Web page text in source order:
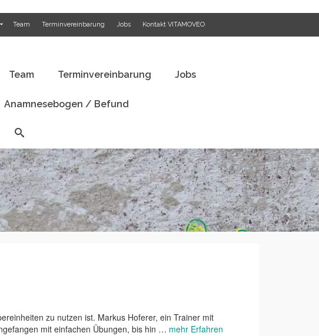
Team Terminvereinbarung Jobs Kontakt VITAMOVEO
Team Terminvereinbarung Jobs
Anamnesebogen / Befund
zu nutzen ist. Markus Hoferer, ein Trainer mit
mit einfachen Übungen, bis hin … mehr Erfahren